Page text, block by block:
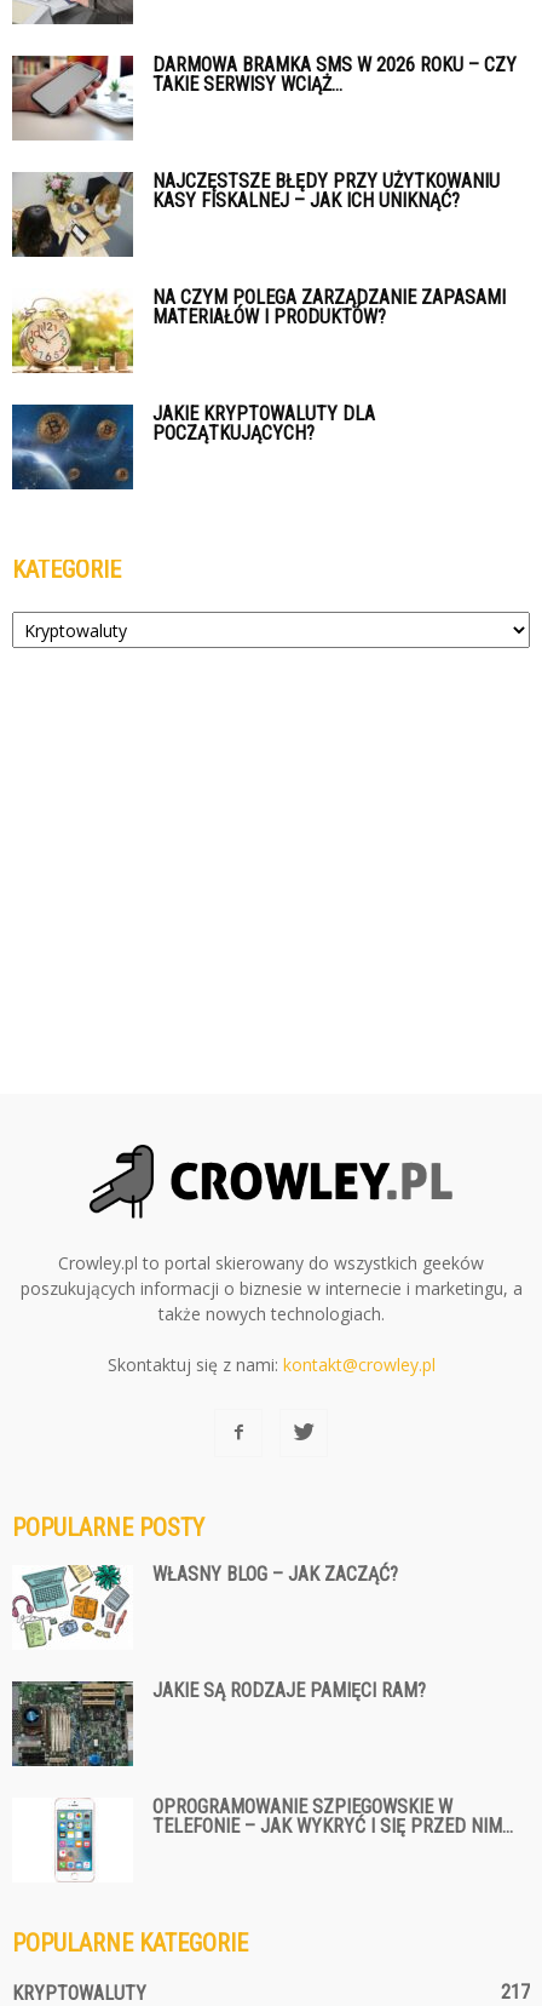
DARMOWA BRAMKA SMS W 2026 ROKU – CZY
TAKIE SERWISY WCIĄŻ...
NAJCZĘSTSZE BŁĘDY PRZY UŻYTKOWANIU
KASY FISKALNEJ – JAK ICH UNIKNĄĆ?
NA CZYM POLEGA ZARZĄDZANIE ZAPASAMI
MATERIAŁÓW I PRODUKTÓW?
JAKIE KRYPTOWALUTY DLA
POCZĄTKUJĄCYCH?
KATEGORIE
Kategorie
Crowley.pl to portal skierowany do wszystkich geeków
poszukujących informacji o biznesie w internecie i marketingu, a
także nowych technologiach.
Skontaktuj się z nami: kontakt@crowley.pl
POPULARNE POSTY
WŁASNY BLOG – JAK ZACZĄĆ?
JAKIE SĄ RODZAJE PAMIĘCI RAM?
OPROGRAMOWANIE SZPIEGOWSKIE W
TELEFONIE – JAK WYKRYĆ I SIĘ PRZED NIM...
POPULARNE KATEGORIE
KRYPTOWALUTY 217